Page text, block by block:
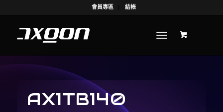
會員專區 結帳
AX1TB140